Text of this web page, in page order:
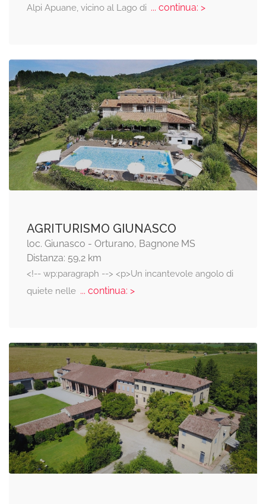
Alpi Apuane, vicino al Lago di ... continua: >
AGRITURISMO GIUNASCO
loc. Giunasco - Orturano, Bagnone MS
Distanza: 59,2 km
<!-- wp:paragraph --> <p>Un incantevole angolo di
quiete nelle... continua: >